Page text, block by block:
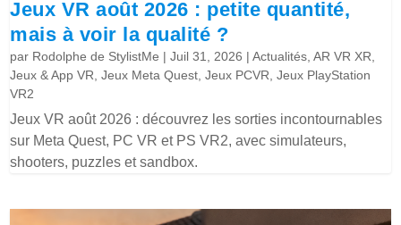
Jeux VR août 2026 : petite quantité,
mais à voir la qualité ?
par Rodolphe de StylistMe |Juil 31, 2026 |Actualités,AR VR XR,
Jeux & App VR,Jeux Meta Quest,Jeux PCVR,Jeux PlayStation
VR2
Jeux VR août 2026 : découvrez les sorties incontournables
sur Meta Quest, PC VR et PS VR2, avec simulateurs,
shooters, puzzles et sandbox.